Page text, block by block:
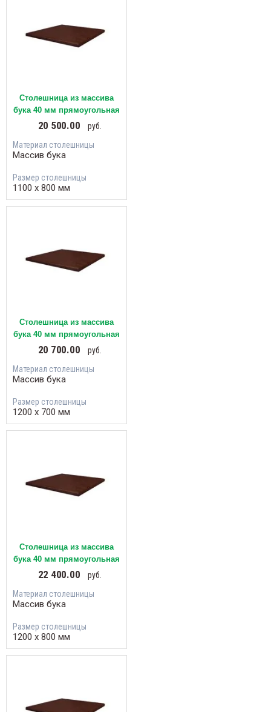
Столешница из массива
бука 40 мм прямоугольная
20 500.00
руб.
Материал столешницы
Массив бука
Размер столешницы
1100 х 800 мм
Столешница из массива
бука 40 мм прямоугольная
20 700.00
руб.
Материал столешницы
Массив бука
Размер столешницы
1200 х 700 мм
Столешница из массива
бука 40 мм прямоугольная
22 400.00
руб.
Материал столешницы
Массив бука
Размер столешницы
1200 х 800 мм